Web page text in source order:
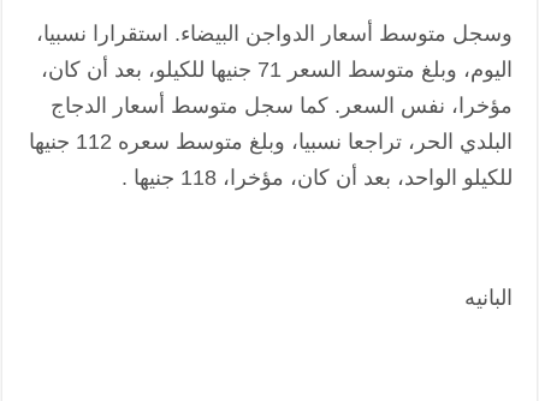
وسجل متوسط أسعار الدواجن البيضاء. استقرارا نسبيا،
اليوم، وبلغ متوسط السعر 71 جنيها للكيلو، بعد أن كان،
مؤخرا، نفس السعر. كما سجل متوسط أسعار الدجاج
البلدي الحر، تراجعا نسبيا، وبلغ متوسط سعره 112 جنيها
للكيلو الواحد، بعد أن كان، مؤخرا، 118 جنيها .
البانيه